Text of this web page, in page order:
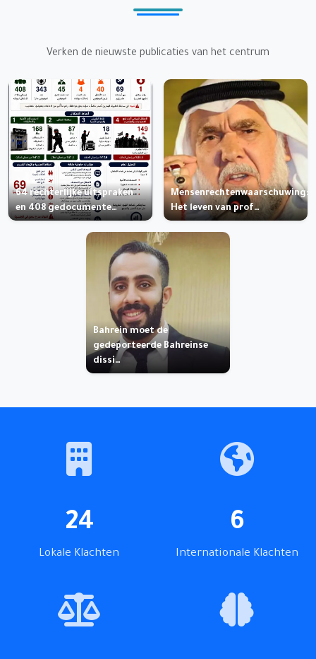
Verken de nieuwste publicaties van het centrum
64 rechterlijke uitspraken
en 408 gedocumente…
Mensenrechtenwaarschuwing:
Het leven van prof…
Bahrein moet de
gedeporteerde Bahreinse
dissi…
24
Lokale Klachten
6
Internationale Klachten